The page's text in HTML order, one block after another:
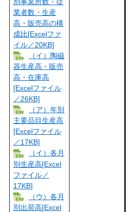
業者数・生産
高・販売高の構
成比[Excelファ
イル／20KB]
（イ）陶磁
器生産高・販売
高・在庫高
[Excelファイル
／26KB]
（ア）年別
主要品目生産高
[Excelファイル
／17KB]
（イ）各月
別生産高[Excel
ファイル／
17KB]
（ウ）各月
別出荷高[Excel